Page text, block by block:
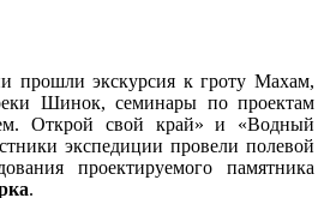
прошли экскурсия к гроту Махам,
Шинок, семинары по проектам
Открой свой край» и «Водный
экспедиции провели полевой
проектируемого памятника
.